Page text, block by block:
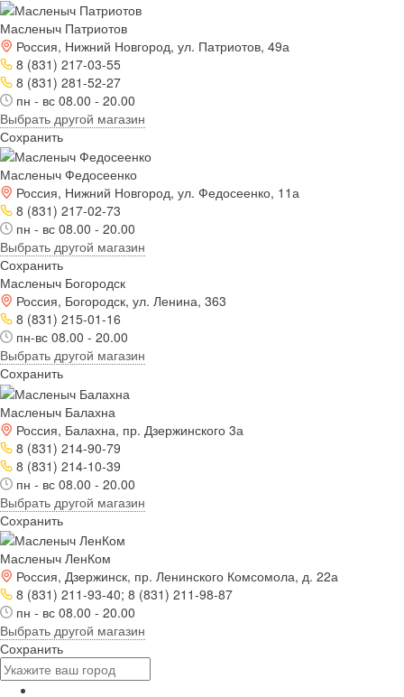
Масленыч Патриотов
Россия, Нижний Новгород, ул. Патриотов, 49а
8 (831) 217-03-55
8 (831) 281-52-27
пн - вс 08.00 - 20.00
Выбрать другой магазин
Сохранить
Масленыч Федосеенко
Россия, Нижний Новгород, ул. Федосеенко, 11а
8 (831) 217-02-73
пн - вс 08.00 - 20.00
Выбрать другой магазин
Сохранить
Масленыч Богородск
Россия, Богородск, ул. Ленина, 363
8 (831) 215-01-16
пн-вс 08.00 - 20.00
Выбрать другой магазин
Сохранить
Масленыч Балахна
Россия, Балахна, пр. Дзержинского 3а
8 (831) 214-90-79
8 (831) 214-10-39
пн - вс 08.00 - 20.00
Выбрать другой магазин
Сохранить
Масленыч ЛенКом
Россия, Дзержинск, пр. Ленинского Комсомола, д. 22а
8 (831) 211-93-40; 8 (831) 211-98-87
пн - вс 08.00 - 20.00
Выбрать другой магазин
Сохранить